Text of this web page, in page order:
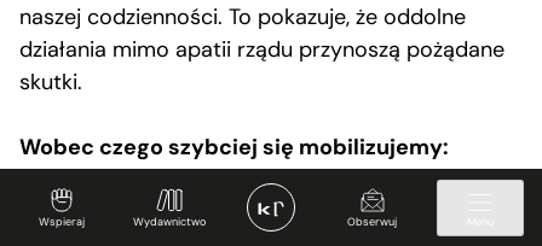
Wspieraj Wydawnictwo Obserwuj
naszej codzienności. To pokazuje, że oddolne
działania mimo apatii rządu przynoszą pożądane
skutki.
Wobec czego szybciej się mobilizujemy:
katastrofizmu czy optymistycznej wizji szans,
jakie daje transformacja?